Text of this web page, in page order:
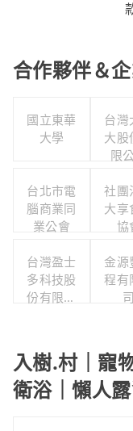
合作夥伴＆
國立東華
大學
台灣
大股
限
台北市電
腦商業同
業公會
社團
大享
協
台灣盈士
多科技股
份有限公
金源
程有
司
入樹.村｜寵
衛浴｜懶人